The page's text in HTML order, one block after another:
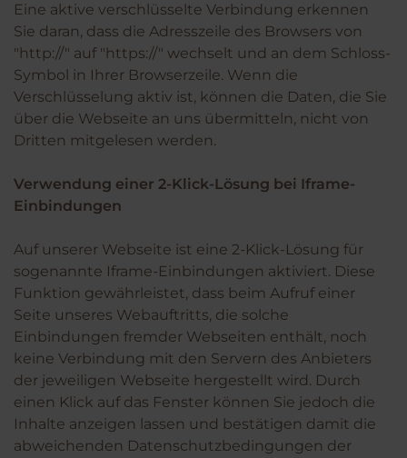
Eine aktive verschlüsselte Verbindung erkennen
Sie daran, dass die Adresszeile des Browsers von
"http://" auf "https://" wechselt und an dem Schloss-
Symbol in Ihrer Browserzeile. Wenn die
Verschlüsselung aktiv ist, können die Daten, die Sie
über die Webseite an uns übermitteln, nicht von
Dritten mitgelesen werden.
Verwendung einer 2-Klick-Lösung bei Iframe-
Einbindungen
Auf unserer Webseite ist eine 2-Klick-Lösung für
sogenannte Iframe-Einbindungen aktiviert. Diese
Funktion gewährleistet, dass beim Aufruf einer
Seite unseres Webauftritts, die solche
Einbindungen fremder Webseiten enthält, noch
keine Verbindung mit den Servern des Anbieters
der jeweiligen Webseite hergestellt wird. Durch
einen Klick auf das Fenster können Sie jedoch die
Inhalte anzeigen lassen und bestätigen damit die
abweichenden Datenschutzbedingungen der